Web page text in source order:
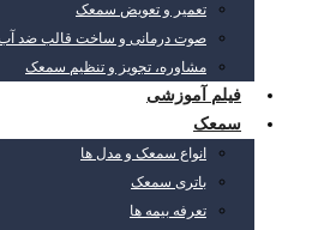
تعمیر و تعویض سمعک
صوت درمانی و ساخت قالب ضد
مشاوره، تجویز و تنظیم سمعک
فیلم آموزشی
سمعک
انواع سمعک و مدل ها
باتری سمعک
تعرفه بیمه ها